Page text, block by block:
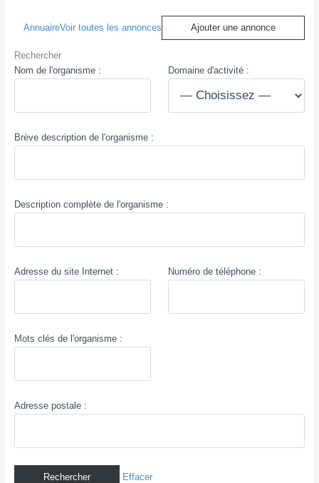
AnnuaireVoir toutes les annonces Ajouter une annonce
Rechercher
Nom de l'organisme :
Domaine d'activité :
Brève description de l'organisme :
Description complète de l'organisme :
Adresse du site Internet : Numéro de téléphone :
Mots clés de l'organisme :
Adresse postale :
Effacer